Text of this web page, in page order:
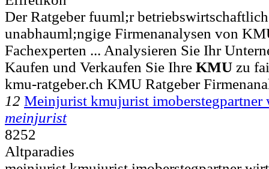
Der Ratgeber fuuml;r
unabhauml;ngige Firmenanalysen von
Fachexperten ... Analysieren Sie Ihr
Kaufen und Verkaufen Sie Ihre KMU zu
kmu-ratgeber.ch KMU Ratgeber
12 Meinjurist kmujurist imoberstegpartner
meinjurist
8252
Altparadies